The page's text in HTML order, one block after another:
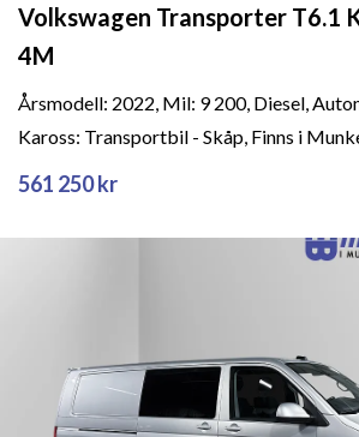
Volkswagen Transporter T6.1
4M
Årsmodell: 2022, Mil: 9 200, Diesel,
Kaross: Transportbil - Skåp, Finns i
561 250 kr